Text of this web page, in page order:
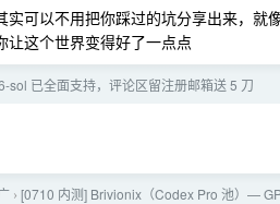
可以不用把你踩过的坑分享出来，就
让这个世界变得好了一点点
sol 已全面支持，评论区留注册邮箱送 5 刀
› [0710 内测] Brivionix（Codex Pro 池）—